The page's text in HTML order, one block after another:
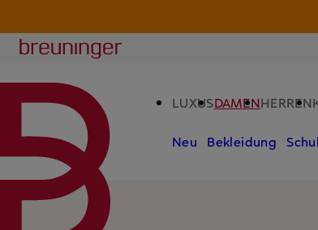
Breuninger
LUXUSDAMENHERREN
Neu Bekleidung